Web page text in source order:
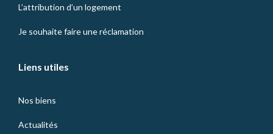
L’attribution d’un logement
Je souhaite faire une réclamation
Liens utiles
Nos biens
Actualités